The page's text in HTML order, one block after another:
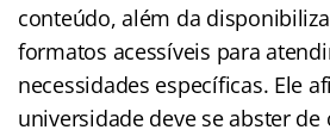
conteúdo, além da
formatos acessíveis para
necessidades específicas. Ele
universidade deve se abster